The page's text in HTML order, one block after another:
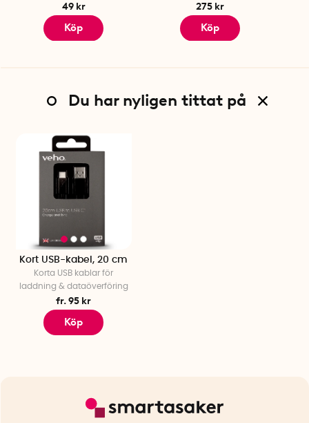
49 kr
Köp
275 kr
Köp
Du har nyligen tittat på
Kort USB-kabel, 20 cm
Korta USB kablar för
laddning & dataöverföring
fr. 95 kr
Köp